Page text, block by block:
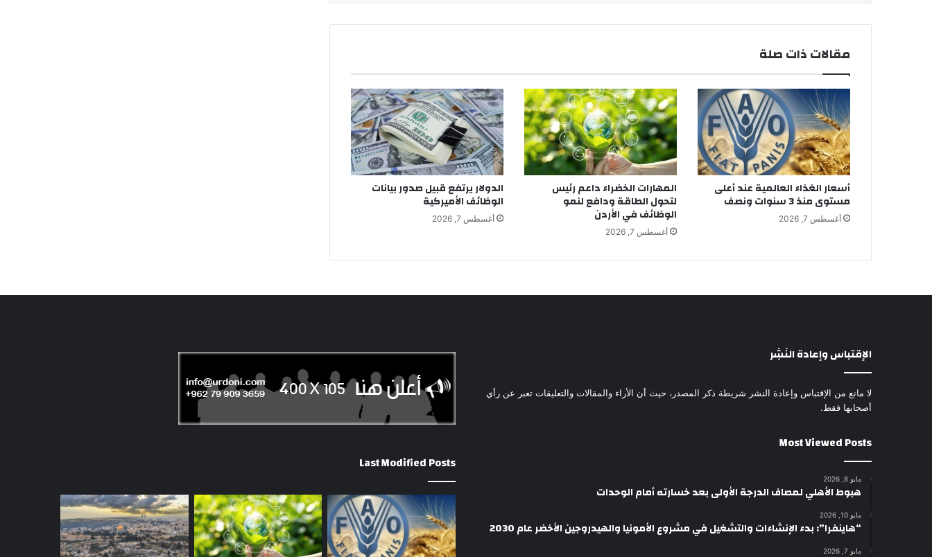
مقالات ذات صلة
أسعار الغذاء العالمية عند أعلى
مستوى منذ 3 سنوات ونصف
أغسطس 7, 2026
المهارات الخضراء داعم رئيس
لتحول الطاقة ودافع لنمو
الوظائف في الأردن
أغسطس 7, 2026
الدولار يرتفع قبيل صدور بيانات
الوظائف الأميركية
أغسطس 7, 2026
الإقتباس وإعادة النَشِر
لا مانع من الإقتباس وإعادة النشر شريطة ذكر المصدر، حيث أن الأراء والمقالات والتعليقات تعبر عن رأي
أصحابها فقط.
Most Viewed Posts
مايو 8, 2026
هبوط الأهلي لمصاف الدرجة الأولى بعد خسارته أمام الوحدات
مايو 10, 2026
“هاينفرا”: بدء الإنشاءات والتشغيل في مشروع الأمونيا والهيدروجين الأخضر عام 2030
مايو 7, 2026
Last Modified Posts